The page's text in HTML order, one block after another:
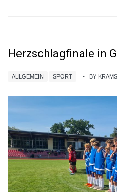
Herzschlagfinale in
ALLGEMEIN SPORT BY